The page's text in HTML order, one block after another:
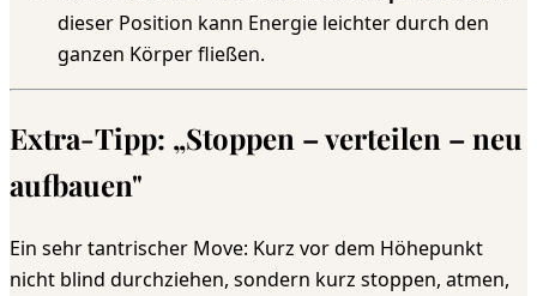
dieser Position kann Energie leichter durch den
ganzen Körper fließen.
Extra-Tipp: „Stoppen – verteilen – neu
aufbauen"
Ein sehr tantrischer Move: Kurz vor dem Höhepunkt
nicht blind durchziehen, sondern kurz stoppen, atmen,